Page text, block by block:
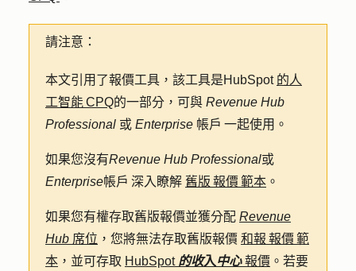
請注意：
本文引用了報價工具，該工具是HubSpot 的人
工智能 CPQ的一部分，可與 Revenue Hub
Professional 或 Enterprise 帳戶 一起使用。
如果您沒有Revenue Hub Professional或
Enterprise帳戶 深入瞭解 舊版 報價 範本 。
如果您有權存取舊版報價並獲分配 Revenue
Hub 席位 ，您將無法存取舊版報價 和報 報價 範
本 ，並可存取 HubSpot 的收入中心報價 。若要